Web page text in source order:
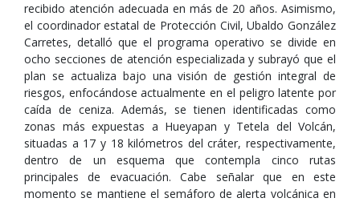
recibido atención adecuada en más de 20 años. Asimismo,
el coordinador estatal de Protección Civil, Ubaldo González
Carretes, detalló que el programa operativo se divide en
ocho secciones de atención especializada y subrayó que el
plan se actualiza bajo una visión de gestión integral de
riesgos, enfocándose actualmente en el peligro latente por
caída de ceniza. Además, se tienen identificadas como
zonas más expuestas a Hueyapan y Tetela del Volcán,
situadas a 17 y 18 kilómetros del cráter, respectivamente,
dentro de un esquema que contempla cinco rutas
principales de evacuación. Cabe señalar que en este
momento se mantiene el semáforo de alerta volcánica en